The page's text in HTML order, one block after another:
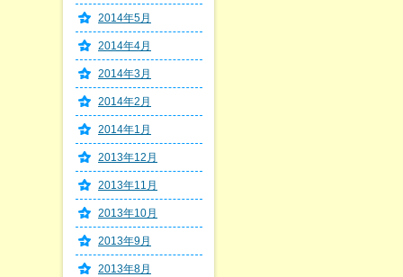
2014年5月
2014年4月
2014年3月
2014年2月
2014年1月
2013年12月
2013年11月
2013年10月
2013年9月
2013年8月